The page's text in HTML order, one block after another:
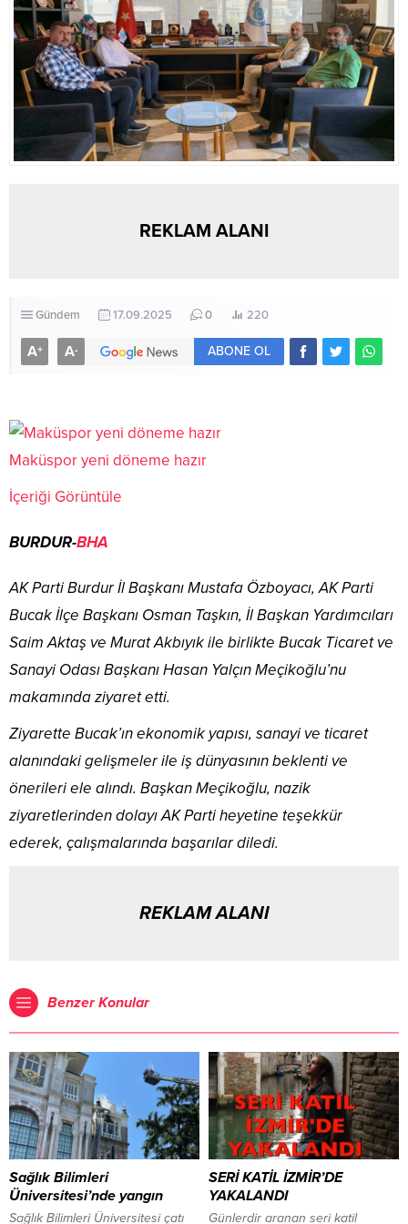
yetkilileri, Ankara, İstanbul ve
İzmir’deki iş insanlarıyla bir
araya...
REKLAM ALANI
Gündem 17.09.2025 0 220
A+ A- ABONE OL
Maküspor yeni döneme hazır
İçeriği Görüntüle
BURDUR-BHA
AK Parti Burdur İl Başkanı Mustafa Özboyacı, AK Parti
Bucak İlçe Başkanı Osman Taşkın, İl Başkan Yardımcıları
Saim Aktaş ve Murat Akbıyık ile birlikte Bucak Ticaret ve
Sanayi Odası Başkanı Hasan Yalçın Meçikoğlu’nu
makamında ziyaret etti.
Ziyarette Bucak’ın ekonomik yapısı, sanayi ve ticaret
alanındaki gelişmeler ile iş dünyasının beklenti ve
önerileri ele alındı. Başkan Meçikoğlu, nazik
ziyaretlerinden dolayı AK Parti heyetine teşekkür
ederek, çalışmalarında başarılar diledi.
REKLAM ALANI
Benzer Konular
Sağlık Bilimleri
Üniversitesi’nde yangın
Sağlık Bilimleri Üniversitesi çatı
SERİ KATİL İZMİR’DE
YAKALANDI
Günlerdir aranan seri katil